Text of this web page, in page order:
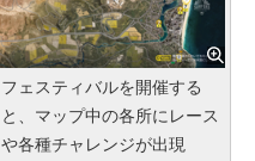
フェスティバルを開催する
と、マップ中の各所にレース
や各種チャレンジが出現